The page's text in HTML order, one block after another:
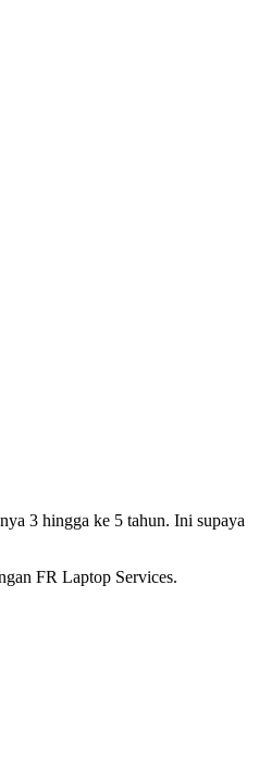
3 hingga ke 5 tahun. Ini supaya
FR Laptop Services.